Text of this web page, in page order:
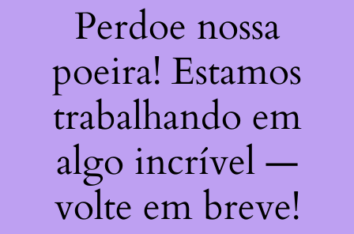
Perdoe nossa
poeira! Estamos
trabalhando em
algo incrível —
volte em breve!